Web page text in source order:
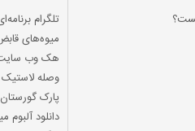
تلگرام
میوه‌های
هک وب سایت
وصله
پارک
دانلود آلبوم